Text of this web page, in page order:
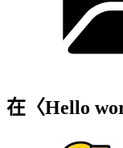
在〈Hello